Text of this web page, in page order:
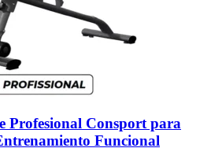
Profesional Consport para
Funcional